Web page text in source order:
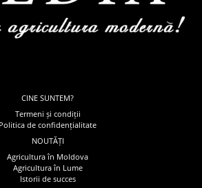
CINE SUNTEM?
Termeni și condiții
Politica de confidențialitate
NOUTĂȚI
Agricultura în Moldova
Agricultura în Lume
Istorii de succes